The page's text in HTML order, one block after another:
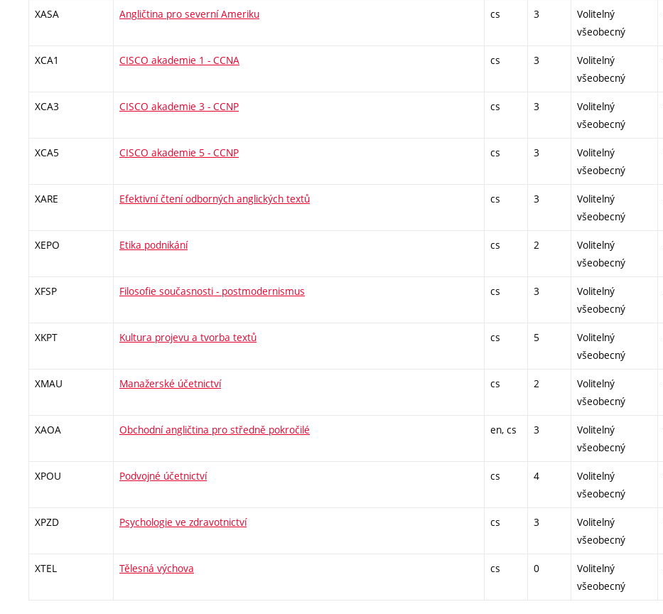
XASA Angličtina pro severní Ameriku cs 3
Volitelný
všeobecný
XCA1 CISCO akademie 1 - CCNA cs 3
Volitelný
všeobecný
XCA3 CISCO akademie 3 - CCNP cs 3
Volitelný
všeobecný
XCA5 CISCO akademie 5 - CCNP cs 3
Volitelný
všeobecný
XARE Efektivní čtení odborných anglických textů cs 3
Volitelný
všeobecný
XEPO Etika podnikání cs 2
Volitelný
všeobecný
XFSP Filosofie současnosti - postmodernismus cs 3
Volitelný
všeobecný
XKPT Kultura projevu a tvorba textů cs 5
Volitelný
všeobecný
XMAU Manažerské účetnictví cs 2
Volitelný
všeobecný
XAOA Obchodní angličtina pro středně pokročilé en, cs 3
Volitelný
všeobecný
XPOU Podvojné účetnictví cs 4
Volitelný
všeobecný
XPZD Psychologie ve zdravotnictví cs 3
Volitelný
všeobecný
XTEL Tělesná výchova cs 0
Volitelný
všeobecný